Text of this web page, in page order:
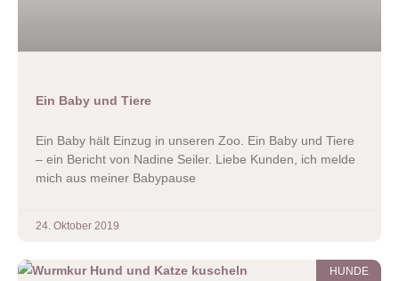
Ein Baby und Tiere
Ein Baby hält Einzug in unseren Zoo. Ein Baby und Tiere
– ein Bericht von Nadine Seiler. Liebe Kunden, ich melde
mich aus meiner Babypause
24. Oktober 2019
HUNDE